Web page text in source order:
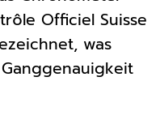
Officiel Suisse
was